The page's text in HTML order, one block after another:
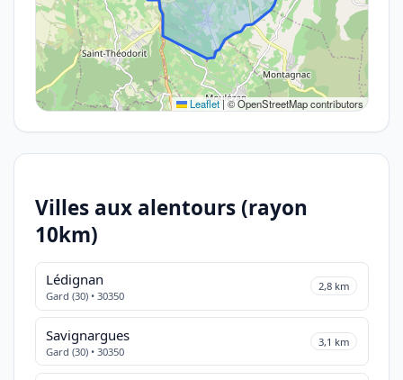
Leaflet |© OpenStreetMap contributors
Villes aux alentours (rayon
10km)
Lédignan
Gard (30) • 30350
2,8 km
Savignargues
Gard (30) • 30350
3,1 km